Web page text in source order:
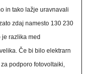
in tako lažje uravnavali
zdaj namesto 130 230
je razlika med
Če bi bilo elektrarn
podporo fotovoltaiki,